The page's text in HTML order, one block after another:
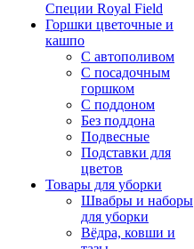
Специи Royal Field
Горшки цветочные и
кашпо
С автополивом
С посадочным
горшком
С поддоном
Без поддона
Подвесные
Подставки для
цветов
Товары для уборки
Швабры и наборы
для уборки
Вёдра, ковши и